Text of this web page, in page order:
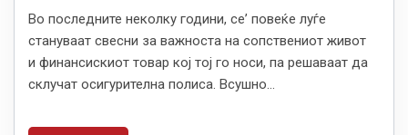
Во последните неколку години, се’ повеќе луѓе
стануваат свесни за важноста на сопствениот живот
и финансискиот товар кој тој го носи, па решаваат да
склучат осигурителна полиса. Всушно...